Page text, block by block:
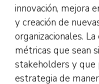
innovación, mejora
y creación de
organizacionales.
métricas que sean
stakeholders y
estrategia de